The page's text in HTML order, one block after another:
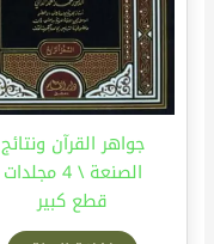
جواهر القرآن ونتائج
الصنعة \ 4 مجلدات
قطع كبير